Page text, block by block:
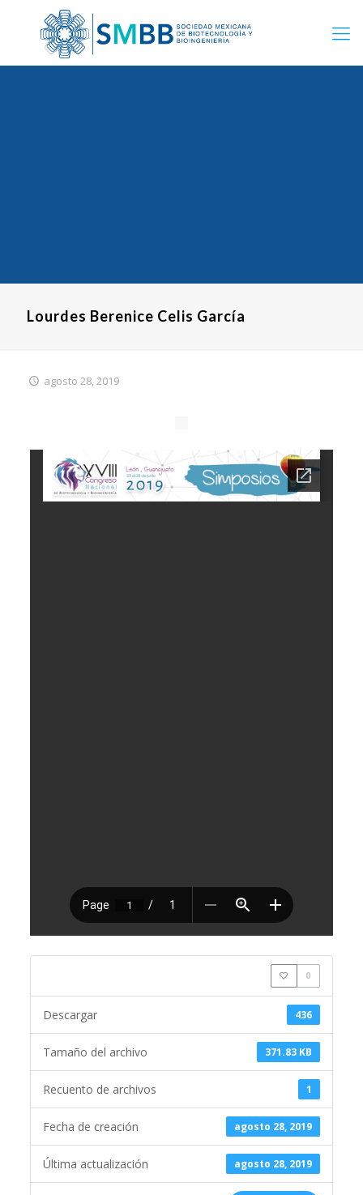
Lourdes Berenice Celis García
agosto 28, 2019
0
436
Descargar
371.83 KB
Tamaño del archivo
1
Recuento de archivos
agosto 28, 2019
Fecha de creación
agosto 28, 2019
Última actualización